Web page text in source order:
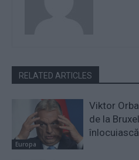
RELATED ARTICLES
Europa
Viktor
de la